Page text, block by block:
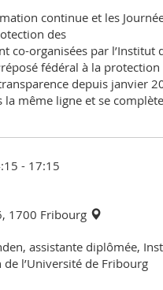
continue et les
des
co-organisées par l’Institut
fédéral à la protection
depuis janvier
la même ligne et se
- 17:15
1700 Fribourg
assistante diplômée,
l’Université de Fribourg